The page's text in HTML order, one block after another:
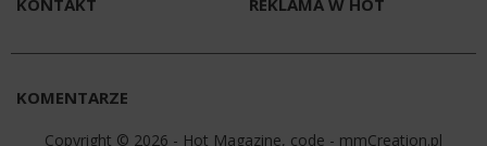
KONTAKT REKLAMA W HOT
KOMENTARZE
Copyright © 2026 - Hot Magazine, code - mmCreation.pl